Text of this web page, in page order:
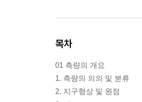
목차
01 측량의 개요
1. 측량의 의의 및 분류
2. 지구형상 및 원점